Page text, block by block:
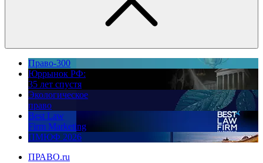
Право-300
Юррынок РФ:
35 лет спустя
Экологическое
право
Best Law
Firm Marketing
ПМЮФ 2026
ПРАВО.ru